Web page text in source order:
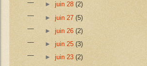
► juin 28 (2)
► juin 27 (5)
► juin 26 (2)
► juin 25 (3)
► juin 23 (2)